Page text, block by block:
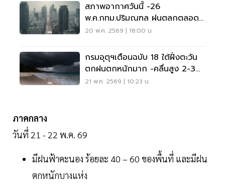
สภาพอากาศวันนี้ -26
พ.ค.กทม.ปริมณฑล ฝนตลกตลอด
ช่วง 40-60 %
20 พ.ค. 2569 | 18:00 น.
กรมอุตุฯเตือนฉบับ 18 ใต้ฝั่งตะวัน
ตกฝนตกหนักมาก -คลื่นสูง 2-3
เมตร
21 พ.ค. 2569 | 10:23 น.
ภาคกลาง
วันที่ 21 - 22 พ.ค. 69
มีฝนฟ้าคะนอง ร้อยละ 40 – 60 ของพื้นที่ และมีฝน
ตกหนักบางแห่ง